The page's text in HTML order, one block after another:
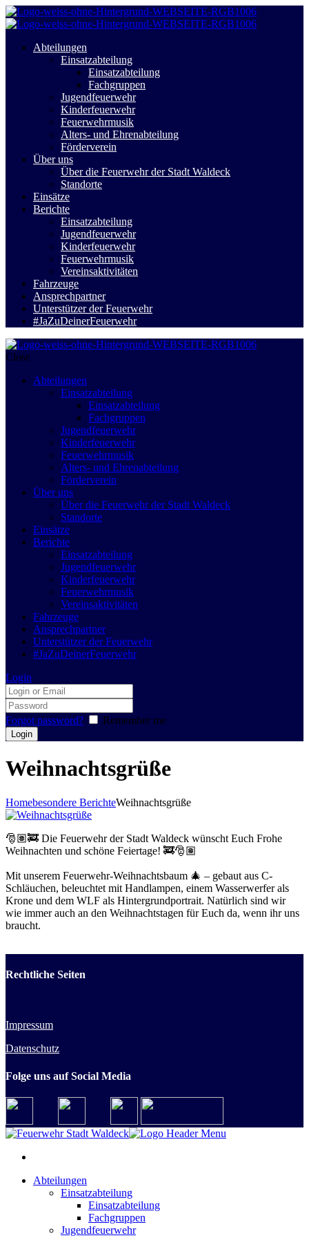
Abteilungen
Einsatzabteilung
Einsatzabteilung
Fachgruppen
Jugendfeuerwehr
Kinderfeuerwehr
Feuerwehrmusik
Alters- und Ehrenabteilung
Förderverein
Über uns
Über die Feuerwehr der Stadt Waldeck
Standorte
Einsätze
Berichte
Einsatzabteilung
Jugendfeuerwehr
Kinderfeuerwehr
Feuerwehrmusik
Vereinsaktivitäten
Fahrzeuge
Ansprechpartner
Unterstützer der Feuerwehr
#JaZuDeinerFeuerwehr
Close
Abteilungen
Einsatzabteilung
Einsatzabteilung
Fachgruppen
Jugendfeuerwehr
Kinderfeuerwehr
Feuerwehrmusik
Alters- und Ehrenabteilung
Förderverein
Über uns
Über die Feuerwehr der Stadt Waldeck
Standorte
Einsätze
Berichte
Einsatzabteilung
Jugendfeuerwehr
Kinderfeuerwehr
Feuerwehrmusik
Vereinsaktivitäten
Fahrzeuge
Ansprechpartner
Unterstützer der Feuerwehr
#JaZuDeinerFeuerwehr
Login
Forgot password? Remember me
Weihnachtsgrüße
Homebesondere BerichteWeihnachtsgrüße
🎅🏽🚒 Die Feuerwehr der Stadt Waldeck wünscht Euch Frohe
Weihnachten und schöne Feiertage! 🚒🎅🏽
Mit unserem Feuerwehr-Weihnachtsbaum 🎄 – gebaut aus C-
Schläuchen, beleuchtet mit Handlampen, einem Wasserwerfer als
Krone und dem WLF als Hintergrundportrait. Natürlich sind wir
wie immer auch an den Weihnachtstagen für Euch da, wenn ihr uns
braucht.
Rechtliche Seiten
Impressum
Datenschutz
Folge uns auf Social Media
Abteilungen
Einsatzabteilung
Einsatzabteilung
Fachgruppen
Jugendfeuerwehr